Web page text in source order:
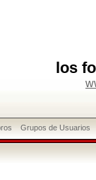
los
Grupos de Usuarios